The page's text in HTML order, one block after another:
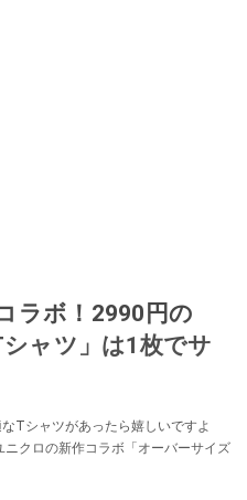
ラボ！2990円の
ャツ」は1枚でサ
Tシャツがあったら嬉しいですよ
クロの新作コラボ「オーバーサイズ